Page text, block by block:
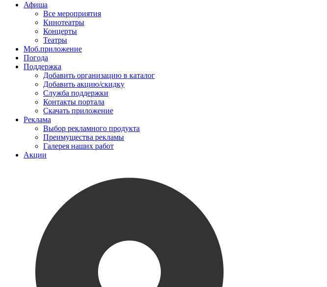
Афиша
Все мероприятия
Кинотеатры
Концерты
Театры
Моб.приложение
Погода
Поддержка
Добавить организацию в каталог
Добавить акцию/скидку
Служба поддержки
Контакты портала
Скачать приложение
Реклама
Выбор рекламного продукта
Преимущества рекламы
Галерея наших работ
Акции